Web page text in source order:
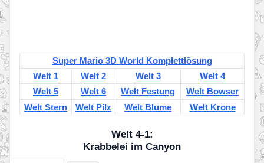
Super Mario 3D World Komplettlösung
Welt 1
Welt 2 Welt 3
Welt 4
Welt 5
Welt 6 Welt Festung
Welt Bowser
Welt Stern
Welt Pilz Welt Blume Welt Krone
Welt 4-1:
Krabbelei im Canyon